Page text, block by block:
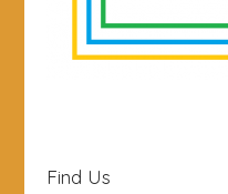
Find Us